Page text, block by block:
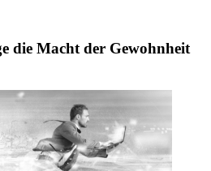
die Macht der Gewohnheit